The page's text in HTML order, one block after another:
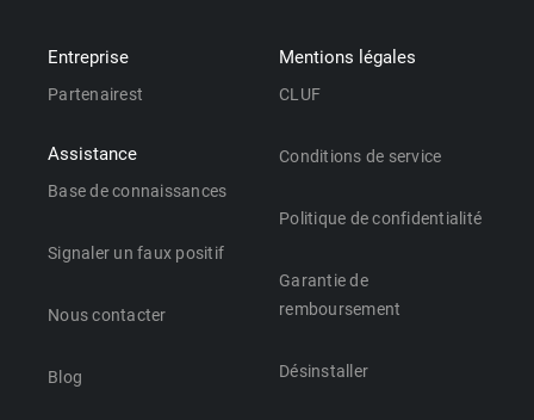
Entreprise
Partenairest
Assistance
Base de connaissances
Signaler un faux positif
Nous contacter
Blog
Mentions légales
CLUF
Conditions de service
Politique de confidentialité
Garantie de
remboursement
Désinstaller